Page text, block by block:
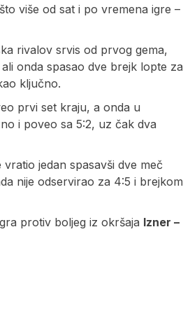
više od sat i po vremena igre –
rivalov srvis od prvog gema,
onda spasao dve brejk lopte za
ključno.
prvi set kraju, a onda u
i poveo sa 5:2, uz čak dva
jedan spasavši dve meč
nije odservirao za 4:5 i brejkom
protiv boljeg iz okršaja Izner –